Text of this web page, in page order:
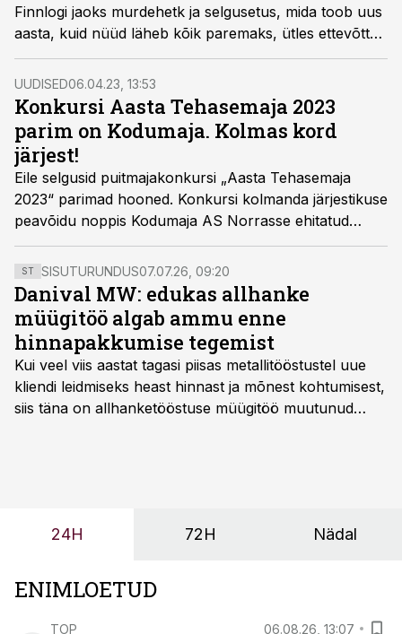
Finnlogi jaoks murdehetk ja selgusetus, mida toob uus
aasta, kuid nüüd läheb kõik paremaks, ütles ettevõtte
juht Alar Anton.
UUDISED06.04.23, 13:53
Konkursi Aasta Tehasemaja 2023
parim on Kodumaja. Kolmas kord
järjest!
Eile selgusid puitmajakonkursi „Aasta Tehasemaja
2023“ parimad hooned. Konkursi kolmanda järjestikuse
peavõidu noppis Kodumaja AS Norrasse ehitatud
kortermajaga.
ST SISUTURUNDUS07.07.26, 09:20
Danival MW: edukas allhanke
müügitöö algab ammu enne
hinnapakkumise tegemist
Kui veel viis aastat tagasi piisas metallitööstustel uue
kliendi leidmiseks heast hinnast ja mõnest kohtumisest,
siis täna on allhanketööstuse müügitöö muutunud
24H 72H Nädal
ENIMLOETUD
TOP 06.08.26, 13:07